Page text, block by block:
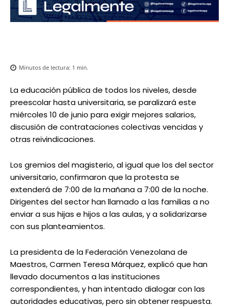
Minutos de lectura: 1 min.
La educación pública de todos los niveles, desde
preescolar hasta universitaria, se paralizará este
miércoles 10 de junio para exigir mejores salarios,
discusión de contrataciones colectivas vencidas y
otras reivindicaciones.
Los gremios del magisterio, al igual que los del sector
universitario, confirmaron que la protesta se
extenderá de 7:00 de la mañana a 7:00 de la noche.
Dirigentes del sector han llamado a las familias a no
enviar a sus hijas e hijos a las aulas, y a solidarizarse
con sus planteamientos.
La presidenta de la Federación Venezolana de
Maestros, Carmen Teresa Márquez, explicó que han
llevado documentos a las instituciones
correspondientes, y han intentado dialogar con las
autoridades educativas, pero sin obtener respuesta.